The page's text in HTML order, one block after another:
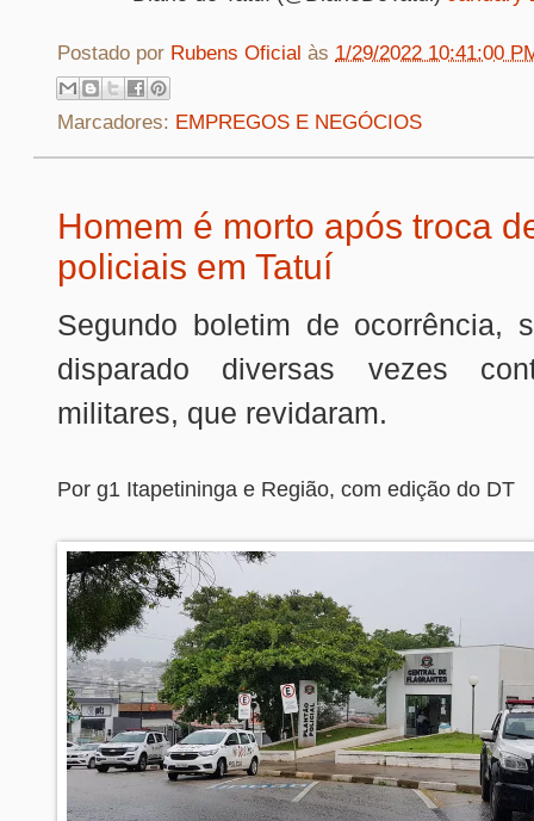
Postado por Rubens Oficial às 1/29/2022 10:41:00
Marcadores: EMPREGOS E NEGÓCIOS
Homem é morto após troca
policiais em Tatuí
Segundo boletim de ocorrência,
disparado diversas vezes
militares, que revidaram.
Por g1 Itapetininga e Região, com edição do DT